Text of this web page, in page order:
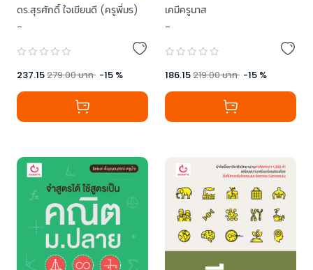
ดร.สุรศักดิ์ ใจเขียนดี (ครูพี่มร)
-
237.15279.00บาท -15 %
เคมีครูนาส
-
186.15219.00บาท -15 %